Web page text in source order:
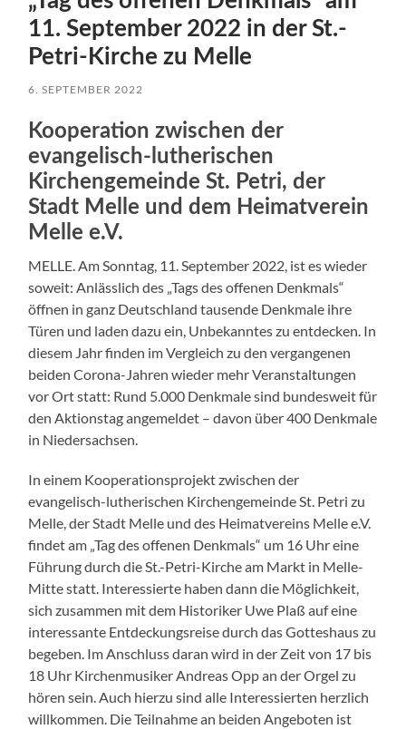
11. September 2022 in der St.-
Petri-Kirche zu Melle
6. SEPTEMBER 2022
Kooperation zwischen der
evangelisch-lutherischen
Kirchengemeinde St. Petri, der
Stadt Melle und dem Heimatverein
Melle e.V.
MELLE. Am Sonntag, 11. September 2022, ist es wieder
soweit: Anlässlich des „Tags des offenen Denkmals“
öffnen in ganz Deutschland tausende Denkmale ihre
Türen und laden dazu ein, Unbekanntes zu entdecken. In
diesem Jahr finden im Vergleich zu den vergangenen
beiden Corona-Jahren wieder mehr Veranstaltungen
vor Ort statt: Rund 5.000 Denkmale sind bundesweit für
den Aktionstag angemeldet – davon über 400 Denkmale
in Niedersachsen.
In einem Kooperationsprojekt zwischen der
evangelisch-lutherischen Kirchengemeinde St. Petri zu
Melle, der Stadt Melle und des Heimatvereins Melle e.V.
findet am „Tag des offenen Denkmals“ um 16 Uhr eine
Führung durch die St.-Petri-Kirche am Markt in Melle-
Mitte statt. Interessierte haben dann die Möglichkeit,
sich zusammen mit dem Historiker Uwe Plaß auf eine
interessante Entdeckungsreise durch das Gotteshaus zu
begeben. Im Anschluss daran wird in der Zeit von 17 bis
18 Uhr Kirchenmusiker Andreas Opp an der Orgel zu
hören sein. Auch hierzu sind alle Interessierten herzlich
willkommen. Die Teilnahme an beiden Angeboten ist